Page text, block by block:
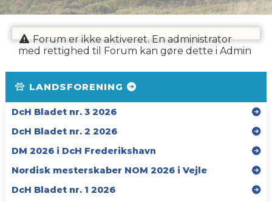
Forum er ikke aktiveret. En administrator
med rettighed til Forum kan gøre dette i Admin
LANDSFORENING
DcH Bladet nr. 3 2026
DcH Bladet nr. 2 2026
DM 2026 i DcH Frederikshavn
Nordisk mesterskaber NOM 2026 i Vejle
DcH Bladet nr. 1 2026